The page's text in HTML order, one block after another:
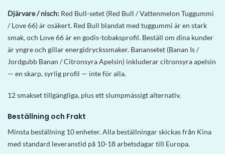
Djärvare / nisch: Red Bull-setet (Red Bull / Vattenmelon Tuggummi
/ Love 66) är osäkert. Red Bull blandat med tuggummi är en stark
smak, och Love 66 är en godis-tobaksprofil. Beställ om dina kunder
är yngre och gillar energidryckssmaker. Banansetet (Banan Is /
Jordgubb Banan / Citronsyra Apelsin) inkluderar citronsyra apelsin
— en skarp, syrlig profil — inte för alla.
12 smakset tillgängliga, plus ett slumpmässigt alternativ.
Beställning och Frakt
Minsta beställning 10 enheter. Alla beställningar skickas från Kina
med standard leveranstid på 10-18 arbetsdagar till Europa.